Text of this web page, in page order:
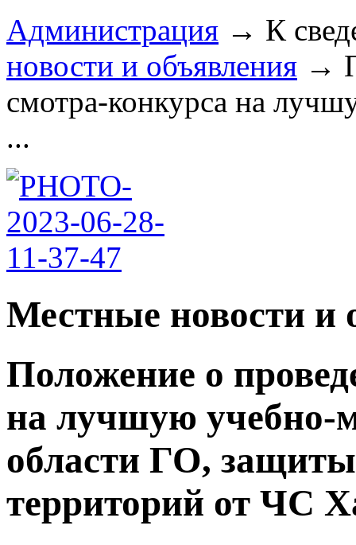
Администрация → К
новости и объявления →
смотра-конкурса на
...
Местные новости и
Положение о
на лучшую учебно-
области ГО,
территорий от ЧС